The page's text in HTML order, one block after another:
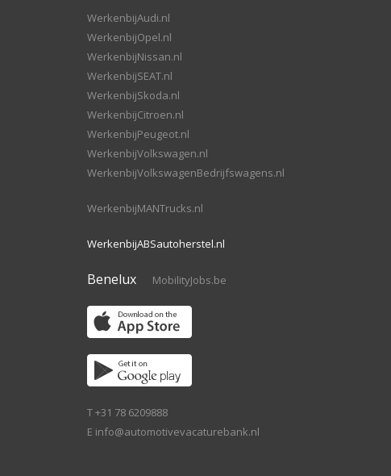
WerkenbijAudi.nl
WerkenbijOpel.nl
WerkenbijNissan.nl
WerkenbijSEAT.nl
WerkenbijSkoda.nl
WerkenbijCitroen.nl
WerkenbijPeugeot.nl
WerkenbijVolkswagen.nl
WerkenbijVolkswagenBedrijfswagens.nl
WerkenbijMANTrucks.nl
WerkenbijABSautoherstel.nl
Benelux MobilityJobs.be
T +31 78 6209888
E info@automotivevacaturebank.nl